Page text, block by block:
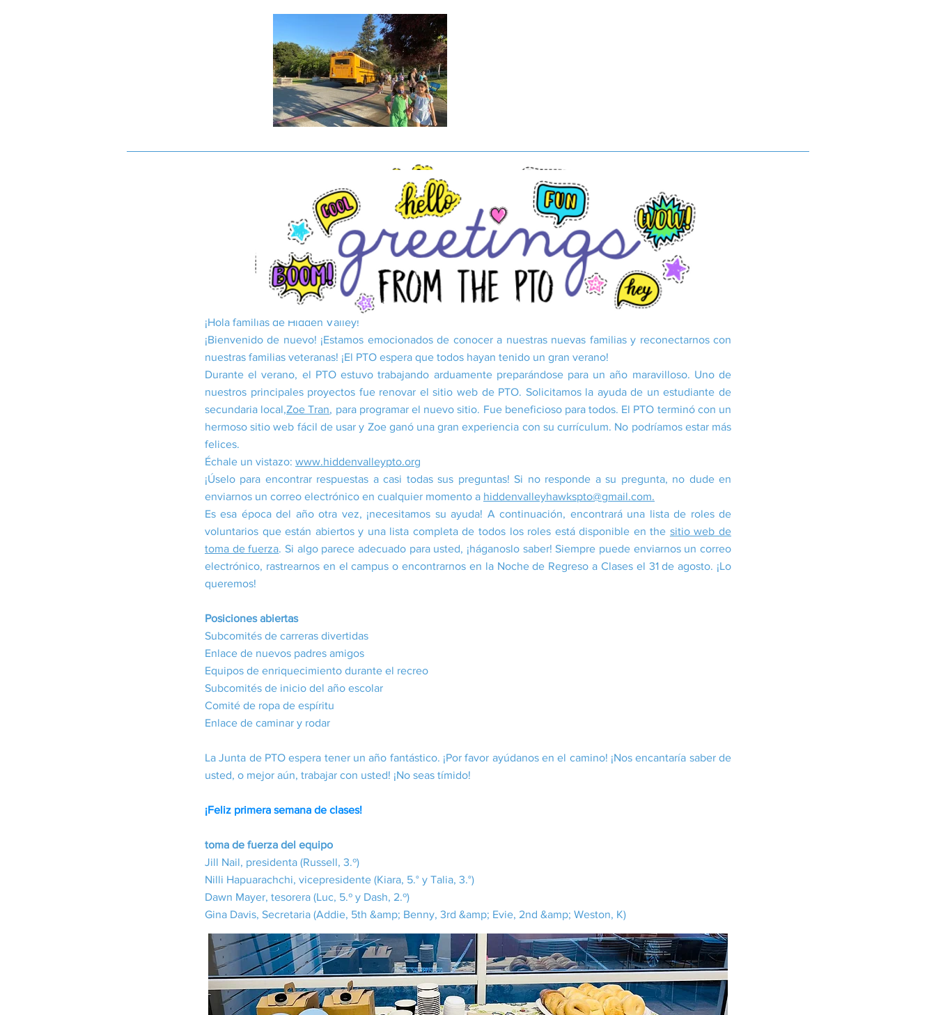
¡Hola familias de Hidden Valley!
¡Bienvenido de nuevo! ¡Estamos emocionados de conocer a nuestras nuevas familias y reconectarnos con
nuestras familias veteranas! ¡El PTO espera que todos hayan tenido un gran verano!
Durante el verano, el PTO estuvo trabajando arduamente preparándose para un año maravilloso. Uno de
nuestros principales proyectos fue renovar el sitio web de PTO. Solicitamos la ayuda de un estudiante de
secundaria local,Zoe Tran, para programar el nuevo sitio. Fue beneficioso para todos. El PTO terminó con un
hermoso sitio web fácil de usar y Zoe ganó una gran experiencia con su currículum. No podríamos estar más
felices.
Échale un vistazo: www.hiddenvalleypto.org
¡Úselo para encontrar respuestas a casi todas sus preguntas! Si no responde a su pregunta, no dude en
enviarnos un correo electrónico en cualquier momento a hiddenvalleyhawkspto@gmail.com.
Es esa época del año otra vez, ¡necesitamos su ayuda! A continuación, encontrará una lista de roles de
voluntarios que están abiertos y una lista completa de todos los roles está disponible en the sitio web de
toma de fuerza. Si algo parece adecuado para usted, ¡háganoslo saber! Siempre puede enviarnos un correo
electrónico, rastrearnos en el campus o encontrarnos en la Noche de Regreso a Clases el 31 de agosto. ¡Lo
queremos!
Posiciones abiertas
Subcomités de carreras divertidas
Enlace de nuevos padres amigos
Equipos de enriquecimiento durante el recreo
Subcomités de inicio del año escolar
Comité de ropa de espíritu
Enlace de caminar y rodar
La Junta de PTO espera tener un año fantástico. ¡Por favor ayúdanos en el camino! ¡Nos encantaría saber de
usted, o mejor aún, trabajar con usted! ¡No seas tímido!
¡Feliz primera semana de clases!
toma de fuerza del equipo
Jill Nail, presidenta (Russell, 3.º)
Nilli Hapuarachchi, vicepresidente (Kiara, 5.° y Talia, 3.°)
Dawn Mayer, tesorera (Luc, 5.º y Dash, 2.º)
Gina Davis, Secretaria (Addie, 5th &amp; Benny, 3rd &amp; Evie, 2nd &amp; Weston, K)